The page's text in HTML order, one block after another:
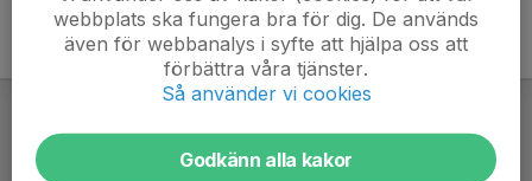
webbplats ska fungera bra för dig. De används
även för webbanalys i syfte att hjälpa oss att
förbättra våra tjänster.
Så använder vi cookies
Godkänn alla kakor